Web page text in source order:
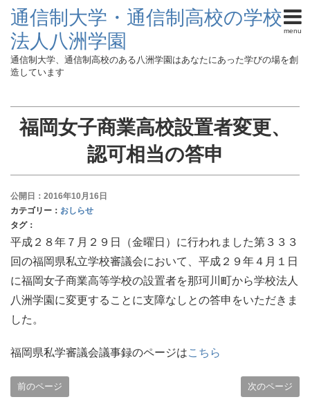
menu
通信制大学・通信制高校の学校
法人八洲学園
通信制大学、通信制高校のある八洲学園はあなたにあった学びの場を創
造しています
福岡女子商業高校設置者変更、
認可相当の答申
公開日：2016年10月16日
カテゴリー： おしらせ
タグ：
平成２８年７月２９日（金曜日）に行われました第３３３
回の福岡県私立学校審議会において、平成２９年４月１日
に福岡女子商業高等学校の設置者を那珂川町から学校法人
八洲学園に変更することに支障なしとの答申をいただきま
した。
福岡県私学審議会議事録のページはこちら
前のページ 次のページ